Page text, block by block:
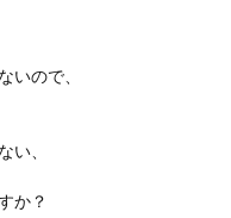
いので、
い、
か？